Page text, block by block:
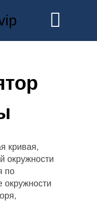
кривая,
окружности
по
окружности